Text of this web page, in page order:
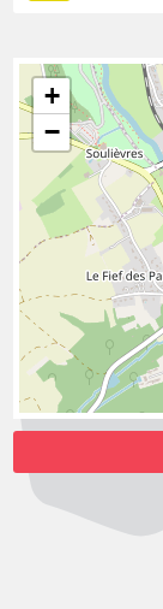
+
−